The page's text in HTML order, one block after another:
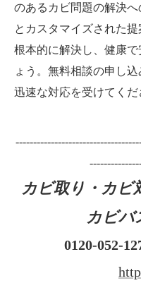
のあるカビ問題の解決
とカスタマイズされた
根本的に解決し、健康
ょう。無料相談の申し
迅速な対応を受けてくだ
カビ取り・カビ
カビバ
0120-052-